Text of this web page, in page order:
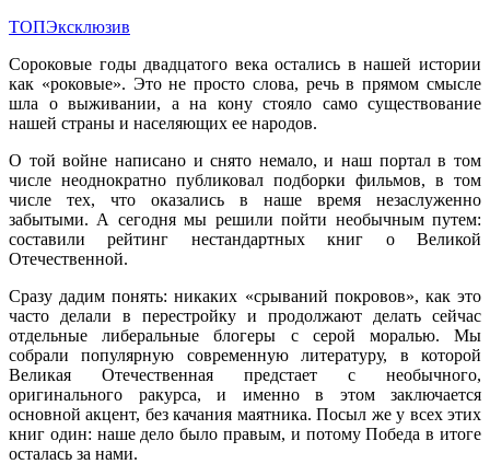
ТОПЭксклюзив
Сороковые годы двадцатого века остались в нашей истории
как «роковые». Это не просто слова, речь в прямом смысле
шла о выживании, а на кону стояло само существование
нашей страны и населяющих ее народов.
О той войне написано и снято немало, и наш портал в том
числе неоднократно публиковал подборки фильмов, в том
числе тех, что оказались в наше время незаслуженно
забытыми. А сегодня мы решили пойти необычным путем:
составили рейтинг нестандартных книг о Великой
Отечественной.
Сразу дадим понять: никаких «срываний покровов», как это
часто делали в перестройку и продолжают делать сейчас
отдельные либеральные блогеры с серой моралью. Мы
собрали популярную современную литературу, в которой
Великая Отечественная предстает с необычного,
оригинального ракурса, и именно в этом заключается
основной акцент, без качания маятника. Посыл же у всех этих
книг один: наше дело было правым, и потому Победа в итоге
осталась за нами.